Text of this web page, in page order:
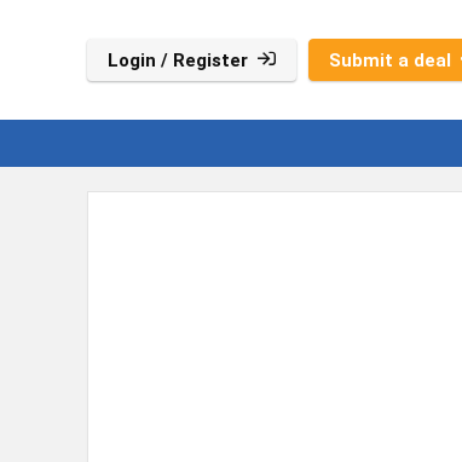
Submit a deal
Login / Register